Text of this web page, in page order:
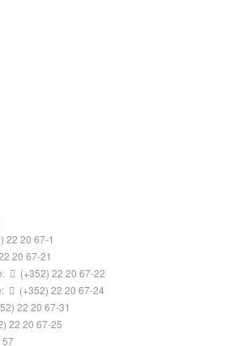
22 20 67-1
20 67-21
(+352) 22 20 67-22
(+352) 22 20 67-24
22 20 67-31
22 20 67-25
57